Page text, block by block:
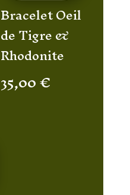
Bracelet Oeil
de Tigre &
Rhodonite
35,00€